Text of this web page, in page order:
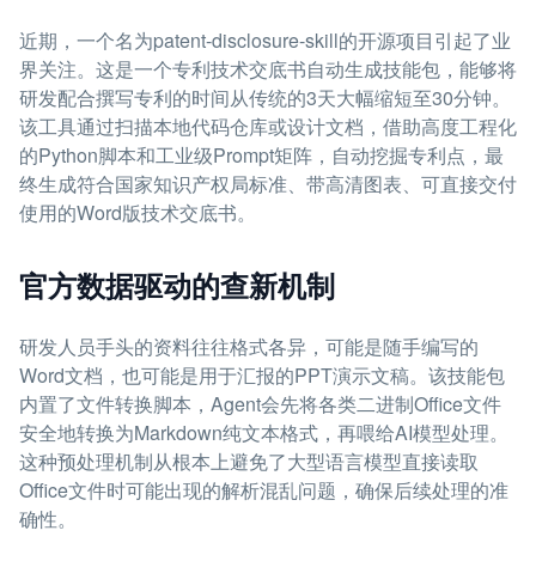
近期，一个名为patent-disclosure-skill的开源项目引起了业
界关注。这是一个专利技术交底书自动生成技能包，能够将
研发配合撰写专利的时间从传统的3天大幅缩短至30分钟。
该工具通过扫描本地代码仓库或设计文档，借助高度工程化
的Python脚本和工业级Prompt矩阵，自动挖掘专利点，最
终生成符合国家知识产权局标准、带高清图表、可直接交付
使用的Word版技术交底书。
官方数据驱动的查新机制
研发人员手头的资料往往格式各异，可能是随手编写的
Word文档，也可能是用于汇报的PPT演示文稿。该技能包
内置了文件转换脚本，Agent会先将各类二进制Office文件
安全地转换为Markdown纯文本格式，再喂给AI模型处理。
这种预处理机制从根本上避免了大型语言模型直接读取
Office文件时可能出现的解析混乱问题，确保后续处理的准
确性。